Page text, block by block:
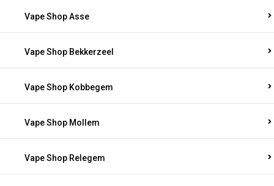
Vape Shop Asse
Vape Shop Bekkerzeel
Vape Shop Kobbegem
Vape Shop Mollem
Vape Shop Relegem